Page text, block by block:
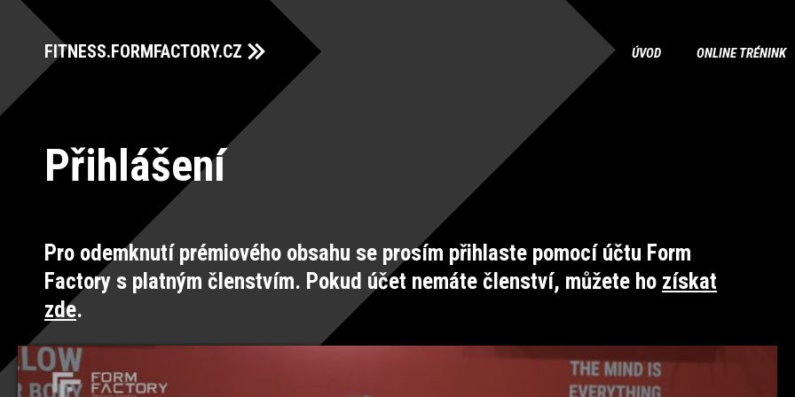
FITNESS.FORMFACTORY.CZ ÚVOD ONLINE TRÉNINK
Přihlášení
Pro odemknutí prémiového obsahu se prosím přihlaste pomocí účtu Form
Factory s platným členstvím. Pokud účet nemáte členství, můžete ho získat
zde.